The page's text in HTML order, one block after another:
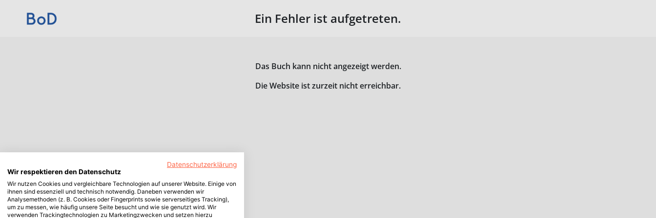
Ein Fehler ist aufgetreten.
Das Buch kann nicht angezeigt werden.
Die Website ist zurzeit nicht erreichbar.
Datenschutzerklärung
Wir respektieren den Datenschutz
Wir nutzen Cookies und vergleichbare Technologien auf unserer Website. Einige von
ihnen sind essenziell und technisch notwendig. Daneben verwenden wir
Analysemethoden (z. B. Cookies oder Fingerprints sowie serverseitiges Tracking),
um zu messen, wie häufig unsere Seite besucht und wie sie genutzt wird. Wir
verwenden Trackingtechnologien zu Marketingzwecken und setzen hierzu